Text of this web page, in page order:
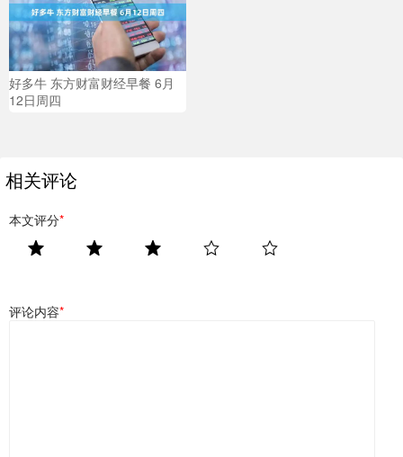
好多牛 东方财富财经早餐 6月
12日周四
相关评论
本文评分*
评论内容*